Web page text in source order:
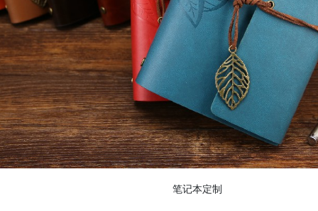
产品包装盒
笔记本定制